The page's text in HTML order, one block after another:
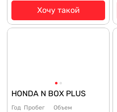
Хочу такой
HONDA N BOX PLUS
Год Пробег Объем